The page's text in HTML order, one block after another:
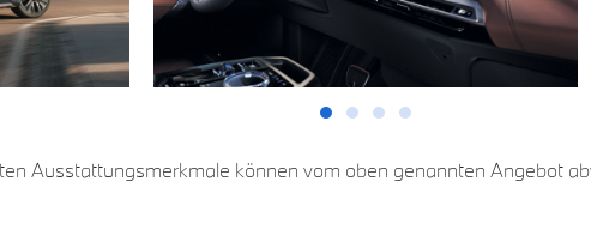
Ausstattungsmerkmale können vom oben genannten Angebot